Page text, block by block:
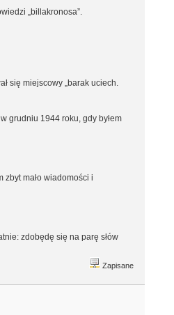
„billakronosa”.
się miejscowy „barak uciech.
grudniu 1944 roku, gdy byłem
mało wiadomości i
zdobędę się na parę słów
Zapisane